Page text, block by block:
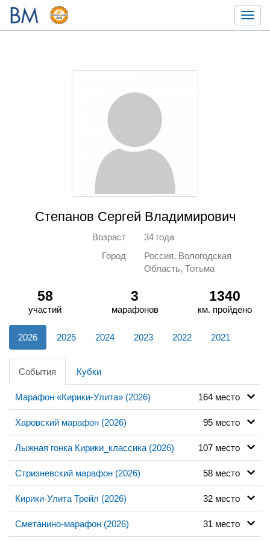
Степанов Сергей Владимирович
Возраст
34 года
Город
Россия, Вологодская
Область, Тотьма
58
участий
3
марафонов
1340
км. пройдено
2026 2025 2024 2023 2022 2021
События Кубки
Марафон «Кирики-Улита» (2026) 164 место
Харовский марафон (2026) 95 место
Лыжная гонка Кирики_классика (2026) 107 место
Стризневский марафон (2026) 58 место
Кирики-Улита Трейл (2026) 32 место
Сметанино-марафон (2026) 31 место